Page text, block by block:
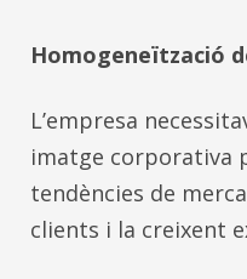
Homogeneïtzació
L’empresa
imatge corporativa
tendències de
clients i la creixent